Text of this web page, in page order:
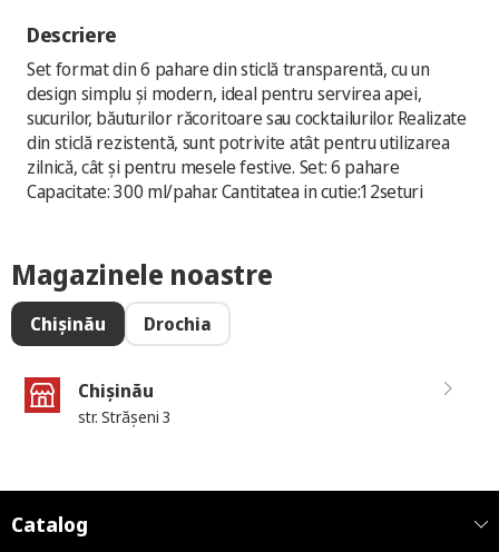
Descriere
Set format din 6 pahare din sticlă transparentă, cu un
design simplu și modern, ideal pentru servirea apei,
sucurilor, băuturilor răcoritoare sau cocktailurilor. Realizate
din sticlă rezistentă, sunt potrivite atât pentru utilizarea
zilnică, cât și pentru mesele festive. Set: 6 pahare
Capacitate: 300 ml/pahar. Cantitatea in cutie:12seturi
Magazinele noastre
Chișinău Drochia
Chișinău
str. Strășeni 3
Catalog